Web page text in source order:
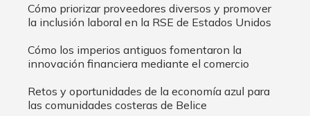
Cómo priorizar proveedores diversos y promover
la inclusión laboral en la RSE de Estados Unidos
Cómo los imperios antiguos fomentaron la
innovación financiera mediante el comercio
Retos y oportunidades de la economía azul para
las comunidades costeras de Belice